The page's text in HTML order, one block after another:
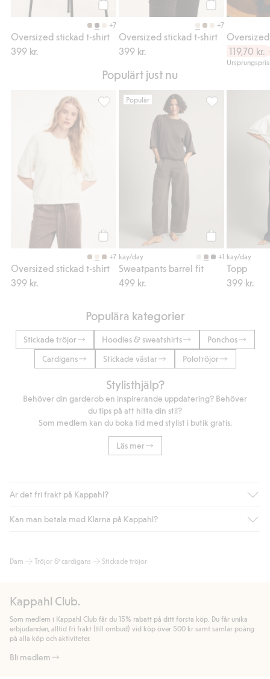
Köp
+7
Oversized stickad t-shirt
399 kr.
+7
Oversized stickad t-shirt
399 kr.
119,70 kr.
Populärt just nu
+7
Oversized stickad t-shirt
399 kr.
Oversized stickad t-shirt, Lägg till i
Populär
kay/day +1
Sweatpants barrel fit
499 kr.
kay/day
Topp
399 kr.
Populära kategorier
Stickade tröjor Hoodies & sweatshirts
Ponchos
Cardigans
Stickade västar Polotröjor
Stylisthjälp?
Behöver din garderob en inspirerande uppdatering? Behöver
du tips på att hitta din stil?
Som medlem kan du boka tid med stylist i butik gratis.
Läs mer
Är det fri frakt på Kappahl?
Är du medlem i Kappahl Club har du alltid gratis frakt till butik
automatik efter du loggat in och identifierats som medlem.
handlar för.
Läs mer
Kan man betala med Klarna på Kappahl?
bland annat faktura och swish men även andra betalningssätt.
allmänna villkor.
Läs mer
Dam Tröjor & cardigans Stickade tröjor
Kappahl Club.
Som medlem i Kappahl Club får du 15% rabatt på ditt första köp. Du får unika
erbjudanden, alltid fri frakt (till ombud) vid köp över 500 kr samt samlar poäng
på alla köp och aktiviteter.
Bli medlem